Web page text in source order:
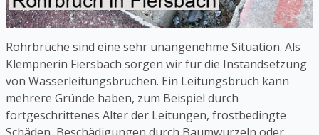
Rohrbrüche sind eine sehr unangenehme Situation. Als
Klempnerin Fiersbach sorgen wir für die Instandsetzung
von Wasserleitungsbrüchen. Ein Leitungsbruch kann
mehrere Gründe haben, zum Beispiel durch
fortgeschrittenes Alter der Leitungen, frostbedingte